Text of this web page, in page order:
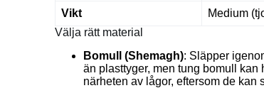
Vikt Medium
Välja rätt material
Bomull (Shemagh): Släpper
än plasttyger, men tung bomull
närheten av lågor, eftersom de kan